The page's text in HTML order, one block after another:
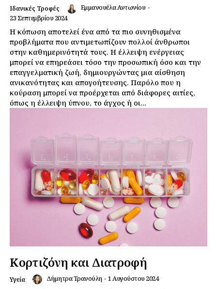
Ιδανικές Τροφές Εμμανουέλα Αντωνίου -
23 Σεπτεμβρίου 2024
Η κόπωση αποτελεί ένα από τα πιο συνηθισμένα
προβλήματα που αντιμετωπίζουν πολλοί άνθρωποι
στην καθημερινότητά τους. Η έλλειψη ενέργειας
μπορεί να επηρεάσει τόσο την προσωπική όσο και την
επαγγελματική ζωή, δημιουργώντας μια αίσθηση
ανικανότητας και απογοήτευσης. Παρόλο που η
κούραση μπορεί να προέρχεται από διάφορες αιτίες,
όπως η έλλειψη ύπνου, το άγχος ή οι...
Κορτιζόνη και Διατροφή
Υγεία Δήμητρα Τρανούλη - 1 Αυγούστου 2024